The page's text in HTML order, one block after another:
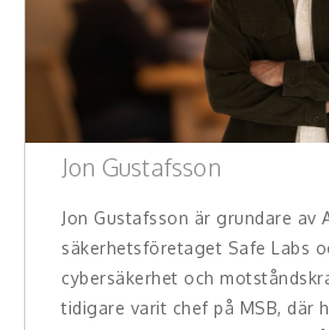
Ledarskap, medarbetarskap, HR
Miljö, hållbar utveckling
Målsättning, motivation, attityd
Mångfald och integration
Omvärld, politik, juridik
Pedagogik, skola, föräldraskap
Jon Gustafsson
Jon Gustafsson är grundare av
säkerhetsföretaget Safe Labs
cybersäkerhet och
tidigare varit chef på MSB, där